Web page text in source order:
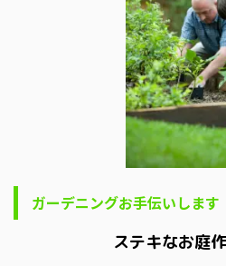
ガーデニングお手伝いします
ステキなお庭